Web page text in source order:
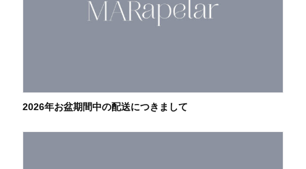
2026年お盆期間中の配送につきまして